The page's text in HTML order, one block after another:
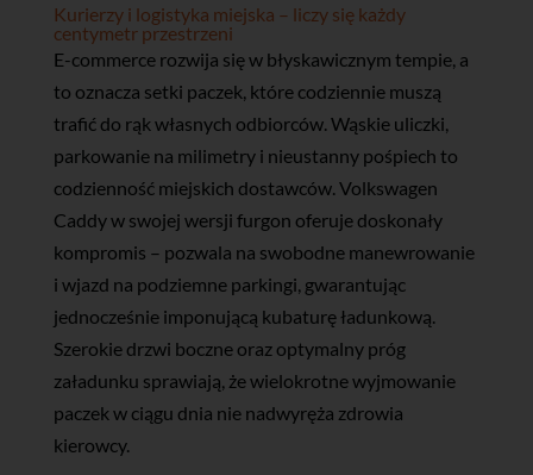
Kurierzy i logistyka miejska – liczy się każdy
centymetr przestrzeni
E-commerce rozwija się w błyskawicznym tempie, a
to oznacza setki paczek, które codziennie muszą
trafić do rąk własnych odbiorców. Wąskie uliczki,
parkowanie na milimetry i nieustanny pośpiech to
codzienność miejskich dostawców. Volkswagen
Caddy w swojej wersji furgon oferuje doskonały
kompromis – pozwala na swobodne manewrowanie
i wjazd na podziemne parkingi, gwarantując
jednocześnie imponującą kubaturę ładunkową.
Szerokie drzwi boczne oraz optymalny próg
załadunku sprawiają, że wielokrotne wyjmowanie
paczek w ciągu dnia nie nadwyręża zdrowia
kierowcy.